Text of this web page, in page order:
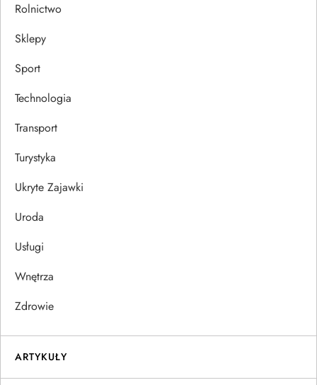
Rolnictwo
Sklepy
Sport
Technologia
Transport
Turystyka
Ukryte Zajawki
Uroda
Usługi
Wnętrza
Zdrowie
ARTYKUŁY